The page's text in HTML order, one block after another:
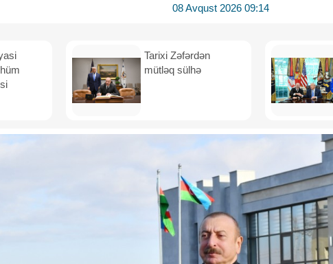
08 Avqust 2026 09:14
Tarixi Zəfərdən
mütləq sülhə